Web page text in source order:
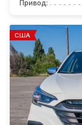
Привод:
США